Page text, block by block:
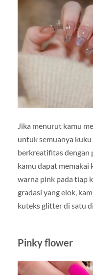
Jika menurut kamu
untuk semuanya
berkreatifitas dengan
kamu dapat memakai
warna pink pada tiap
gradasi yang elok,
kuteks glitter di satu
Pinky flower